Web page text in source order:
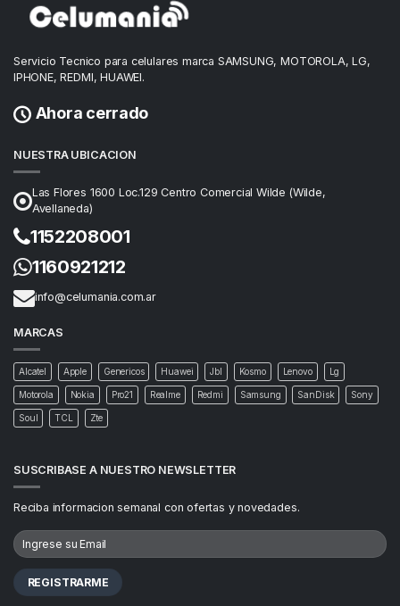
Servicio Tecnico para celulares marca SAMSUNG, MOTOROLA, LG,
IPHONE, REDMI, HUAWEI.
Ahora cerrado
NUESTRA UBICACION
Las Flores 1600 Loc.129 Centro Comercial Wilde (Wilde,
Avellaneda)
1152208001
1160921212
info@celumania.com.ar
MARCAS
Alcatel Apple Genericos Huawei Jbl Kosmo Lenovo Lg
Motorola Nokia Pro21 Realme Redmi Samsung SanDisk Sony
Soul TCL Zte
SUSCRIBASE A NUESTRO NEWSLETTER
Reciba informacion semanal con ofertas y novedades.